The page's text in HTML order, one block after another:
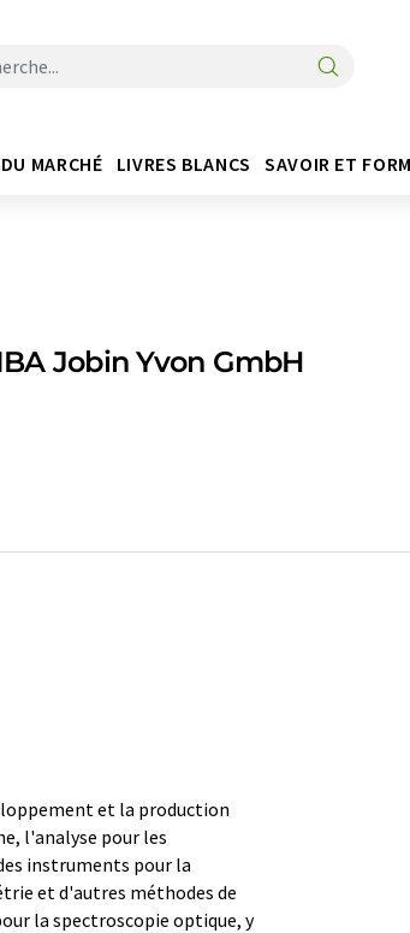
MARCHÉ LIVRES BLANCS SAVOIR ET
Jobin Yvon GmbH
et la production
l'analyse pour les
instruments pour la
et d'autres méthodes de
la spectroscopie optique, y